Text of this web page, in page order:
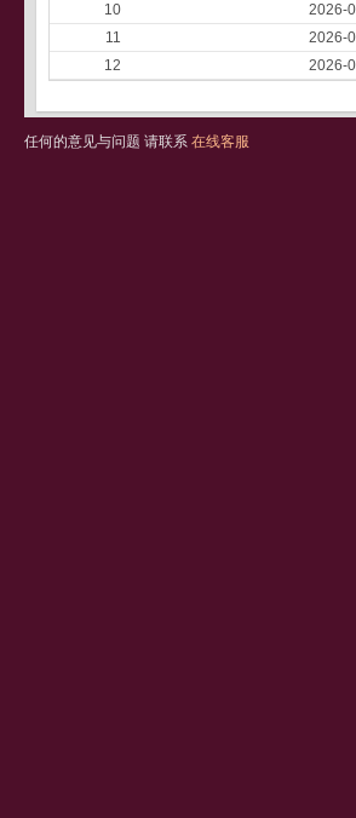
10
2026-
11
2026-
12
2026-
任何的意见与问题 请联系 在线客服